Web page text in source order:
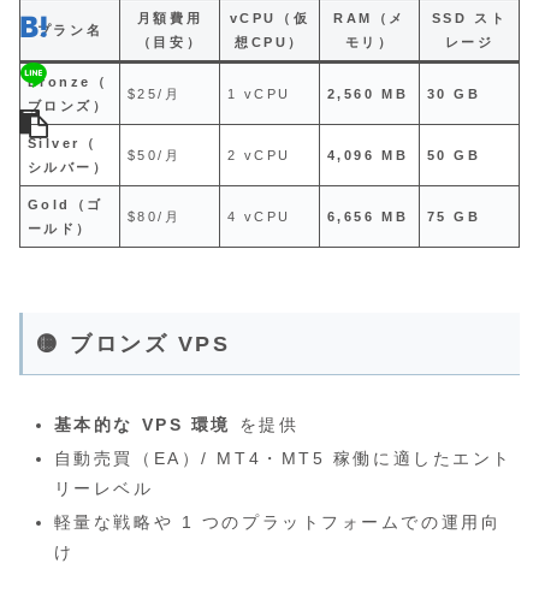
プラン名
月額費用
（目安）
vCPU（仮
想CPU）
RAM（メ
モリ）
SSD スト
レージ
Bronze（
ブロンズ）
$25/月 1 vCPU 2,560 MB 30 GB
Silver（
シルバー）
$50/月 2 vCPU 4,096 MB 50 GB
Gold（ゴ
ールド）
$80/月 4 vCPU 6,656 MB 75 GB
🟡 ブロンズ VPS
基本的な VPS 環境
を提供
自動売買（EA）/ MT4・MT5 稼働に適したエント
リーレベル
軽量な戦略や 1 つのプラットフォームでの運用向
け